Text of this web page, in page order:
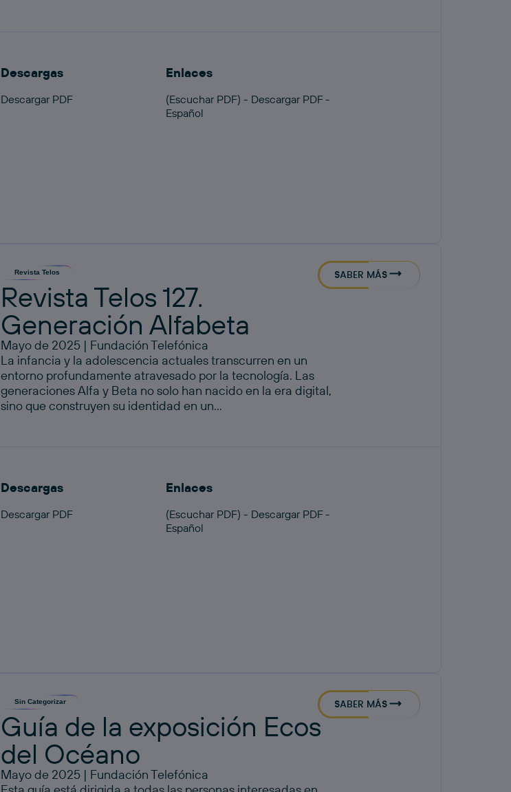
Descargas
Descargar PDF
Enlaces
(Escuchar PDF) - Descargar PDF -
Español
Revista Telos
Revista Telos 127.
Generación Alfabeta
Mayo de 2025 | Fundación Telefónica
La infancia y la adolescencia actuales transcurren en un
entorno profundamente atravesado por la tecnología. Las
generaciones Alfa y Beta no solo han nacido en la era digital,
sino que construyen su identidad en un...
SABER MÁS
Descargas
Descargar PDF
Enlaces
(Escuchar PDF) - Descargar PDF -
Español
Sin Categorizar
Guía de la exposición Ecos
del Océano
Mayo de 2025 | Fundación Telefónica
SABER MÁS